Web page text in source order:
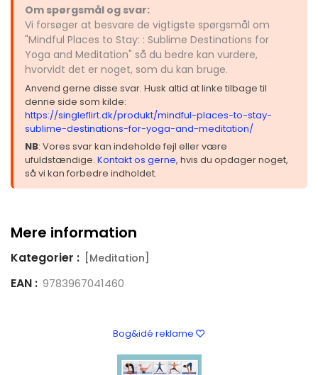
Om spørgsmål og svar:
Vi forsøger at besvare de vigtigste spørgsmål om
"Mindful Places to Stay: : Sublime Destinations for
Yoga and Meditation" så du bedre kan vurdere,
hvorvidt det er noget, som du kan bruge.
Anvend gerne disse svar. Husk altid at linke tilbage til
denne side som kilde:
https://singleflirt.dk/produkt/mindful-places-to-stay-
sublime-destinations-for-yoga-and-meditation/
NB: Vores svar kan indeholde fejl eller være
ufuldstændige. Kontakt os gerne, hvis du opdager noget,
så vi kan forbedre indholdet.
Mere information
Kategorier : [Meditation]
EAN : 9783967041460
Bog&idé reklame